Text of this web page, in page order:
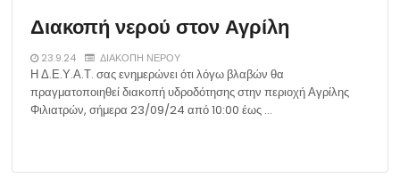
Διακοπή νερού στον Αγρίλη
23.9.24 ΔΙΑΚΟΠΗ ΝΕΡΟΥ
Η Δ.Ε.Υ.Α.Τ. σας ενημερώνει ότι λόγω βλαβών θα
πραγματοποιηθεί διακοπή υδροδότησης στην περιοχή Αγρίλης
Φιλιατρών, σήμερα 23/09/24 από 10:00 έως …